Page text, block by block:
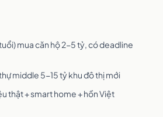
mua căn hộ 2-5 tỷ, có deadline
middle 5-15 tỷ khu đô thị mới
thật + smart home + hồn Việt